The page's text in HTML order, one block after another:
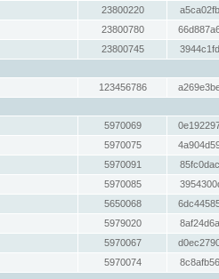
23800220
23800780
23800745
123456786
5970069
5970075
5970091
5970085
5650068
5979020
5970067
5970074